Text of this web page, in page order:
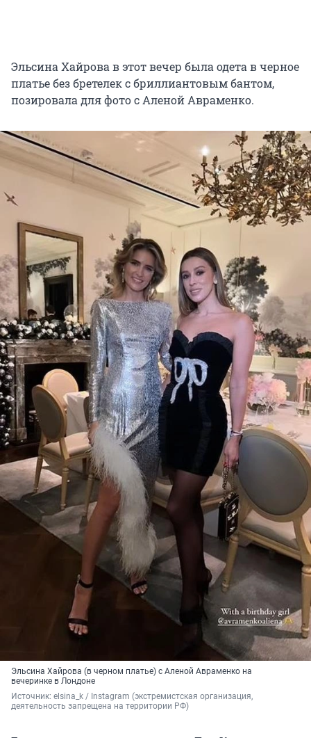
Эльсина Хайрова в этот вечер была одета в черное
платье без бретелек с бриллиантовым бантом,
позировала для фото с Аленой Авраменко.
Эльсина Хайрова (в черном платье) с Аленой Авраменко на
вечеринке в Лондоне
Источник: elsina_k / Instagram (экстремистская организация,
деятельность запрещена на территории РФ)